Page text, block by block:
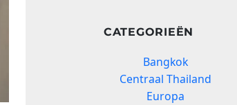
CATEGORIEËN
Bangkok
Centraal Thailand
Europa